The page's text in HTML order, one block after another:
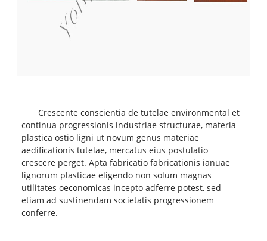
Crescente conscientia de tutelae environmental et
continua progressionis industriae structurae, materia
plastica ostio ligni ut novum genus materiae
aedificationis tutelae, mercatus eius postulatio
crescere perget. Apta fabricatio fabricationis ianuae
lignorum plasticae eligendo non solum magnas
utilitates oeconomicas incepto adferre potest, sed
etiam ad sustinendam societatis progressionem
conferre.